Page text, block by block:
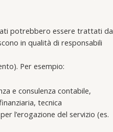
potrebbero essere trattati da
in qualità di responsabili
Per esempio:
e consulenza contabile,
tecnica
l’erogazione del servizio (es.